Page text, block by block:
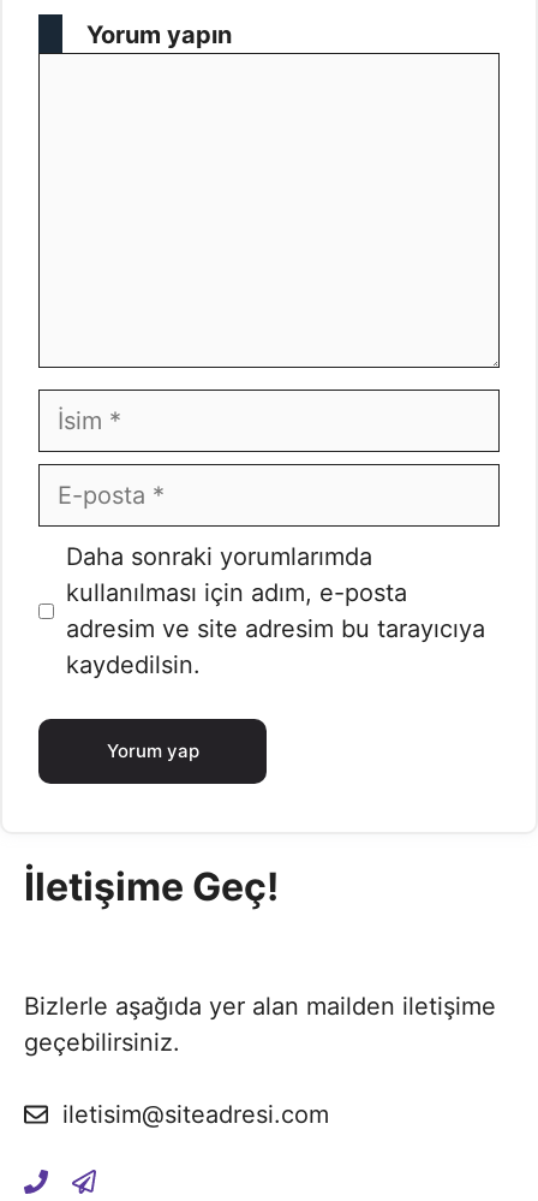
Yorum yapın
İsim
E-
posta
İnternet
sitesi
Daha sonraki yorumlarımda
kullanılması için adım, e-posta
adresim ve site adresim bu tarayıcıya
kaydedilsin.
İletişime Geç!
Bizlerle aşağıda yer alan mailden iletişime
geçebilirsiniz.
iletisim@siteadresi.com